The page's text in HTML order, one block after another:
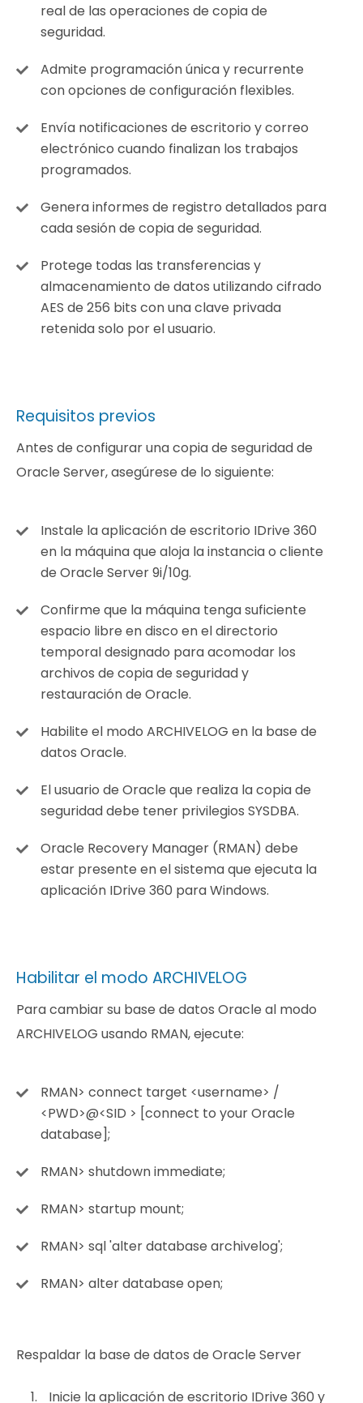
real de las operaciones de copia de
seguridad.
Admite programación única y recurrente
con opciones de configuración flexibles.
Envía notificaciones de escritorio y correo
electrónico cuando finalizan los trabajos
programados.
Genera informes de registro detallados para
cada sesión de copia de seguridad.
Protege todas las transferencias y
almacenamiento de datos utilizando cifrado
AES de 256 bits con una clave privada
retenida solo por el usuario.
Requisitos previos
Antes de configurar una copia de seguridad de
Oracle Server, asegúrese de lo siguiente:
Instale la aplicación de escritorio IDrive 360
en la máquina que aloja la instancia o cliente
de Oracle Server 9i/10g.
Confirme que la máquina tenga suficiente
espacio libre en disco en el directorio
temporal designado para acomodar los
archivos de copia de seguridad y
restauración de Oracle.
Habilite el modo ARCHIVELOG en la base de
datos Oracle.
El usuario de Oracle que realiza la copia de
seguridad debe tener privilegios SYSDBA.
Oracle Recovery Manager (RMAN) debe
estar presente en el sistema que ejecuta la
aplicación IDrive 360 para Windows.
Habilitar el modo ARCHIVELOG
Para cambiar su base de datos Oracle al modo
ARCHIVELOG usando RMAN, ejecute:
RMAN> connect target <username> /
<PWD>@<SID > [connect to your Oracle
database];
RMAN> shutdown immediate;
RMAN> startup mount;
RMAN> sql 'alter database archivelog';
RMAN> alter database open;
Respaldar la base de datos de Oracle Server
Inicie la aplicación de escritorio IDrive 360 y